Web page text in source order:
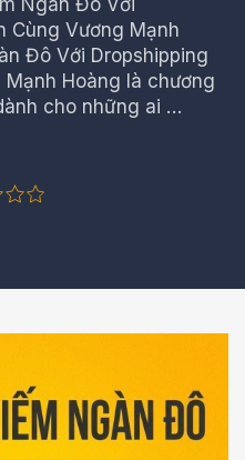
Ngàn Đô Với
Cùng Vương Mạnh
Đô Với Dropshipping
Hoàng là chương
cho những ai …